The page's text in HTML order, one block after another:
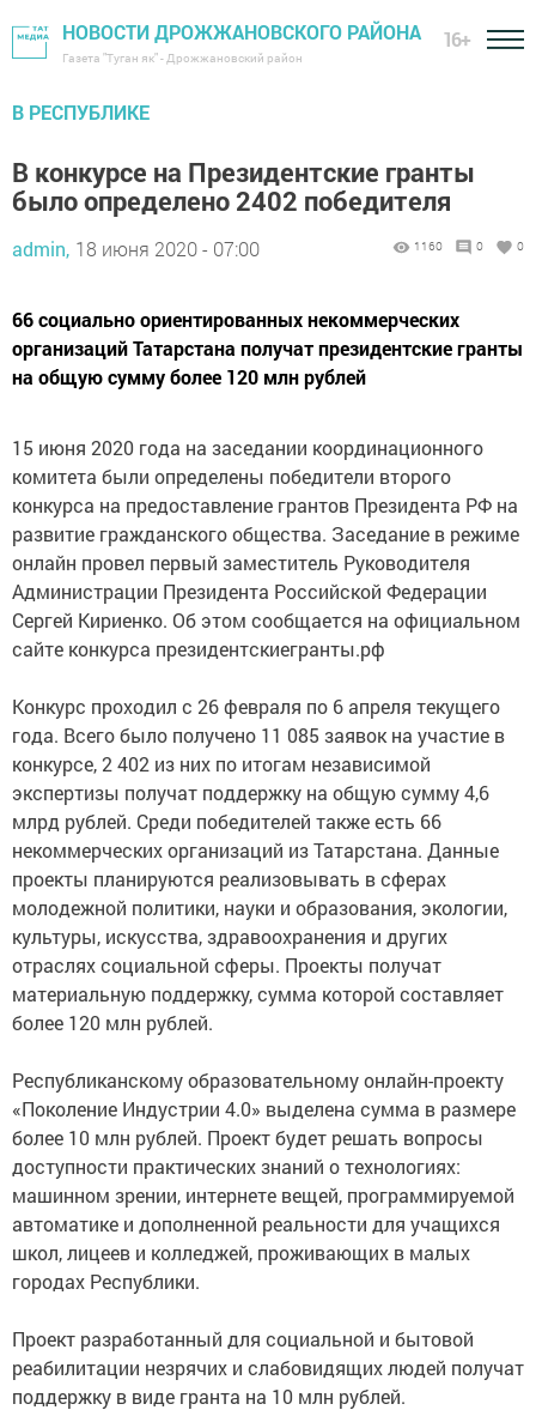
НОВОСТИ ДРОЖЖАНОВСКОГО РАЙОНА
Газета "Туган як" - Дрожжановский район
16+
В РЕСПУБЛИКЕ
В конкурсе на Президентские гранты
было определено 2402 победителя
admin, 18 июня 2020 - 07:00 1160 0 0
66 социально ориентированных некоммерческих
организаций Татарстана получат президентские гранты
на общую сумму более 120 млн рублей
15 июня 2020 года на заседании координационного
комитета были определены победители второго
конкурса на предоставление грантов Президента РФ на
развитие гражданского общества. Заседание в режиме
онлайн провел первый заместитель Руководителя
Администрации Президента Российской Федерации
Сергей Кириенко. Об этом сообщается на официальном
сайте конкурса президентскиегранты.рф
Конкурс проходил с 26 февраля по 6 апреля текущего
года. Всего было получено 11 085 заявок на участие в
конкурсе, 2 402 из них по итогам независимой
экспертизы получат поддержку на общую сумму 4,6
млрд рублей. Среди победителей также есть 66
некоммерческих организаций из Татарстана. Данные
проекты планируются реализовывать в сферах
молодежной политики, науки и образования, экологии,
культуры, искусства, здравоохранения и других
отраслях социальной сферы. Проекты получат
материальную поддержку, сумма которой составляет
более 120 млн рублей.
Республиканскому образовательному онлайн-проекту
«Поколение Индустрии 4.0» выделена сумма в размере
более 10 млн рублей. Проект будет решать вопросы
доступности практических знаний о технологиях:
машинном зрении, интернете вещей, программируемой
автоматике и дополненной реальности для учащихся
школ, лицеев и колледжей, проживающих в малых
городах Республики.
Проект разработанный для социальной и бытовой
реабилитации незрячих и слабовидящих людей получат
поддержку в виде гранта на 10 млн рублей.